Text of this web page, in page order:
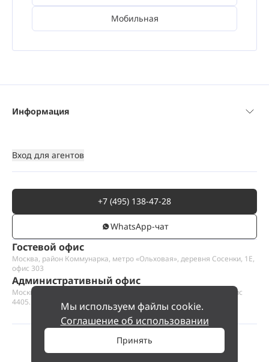
Мы используем файлы cookie.
Соглашение об использовании
Принять
68 000 000 ₽
Мобильная
Гостевой офис
Москва, район Коммунарка, метро «Ольховая», деревня Сосенки, 1Е,
офис 303
Административный офис
Москва, Пресненская набережная 12, Москва-сити, этаж 44, офис
4405.1
+7 (495) 138-47-28
WhatsАpp-чат
Информация
Вход для агентов
ООО «Проект Хаус».Позвольте найти ваш дом.